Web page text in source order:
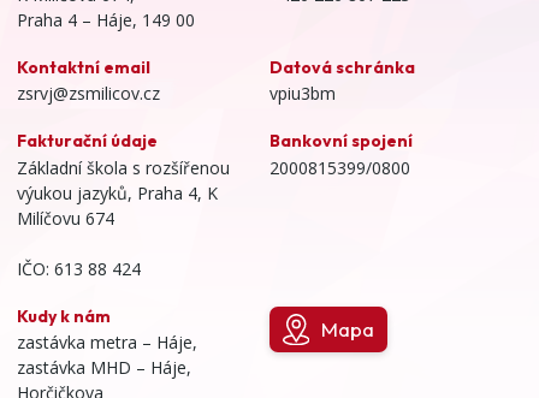
Praha 4 – Háje, 149 00
Kontaktní email
zsrvj@zsmilicov.cz
Datová schránka
vpiu3bm
Fakturační údaje
Základní škola s rozšířenou
výukou jazyků, Praha 4, K
Milíčovu 674
IČO: 613 88 424
Bankovní spojení
2000815399/0800
Kudy k nám
zastávka metra – Háje,
zastávka MHD – Háje,
Horčičkova
Mapa